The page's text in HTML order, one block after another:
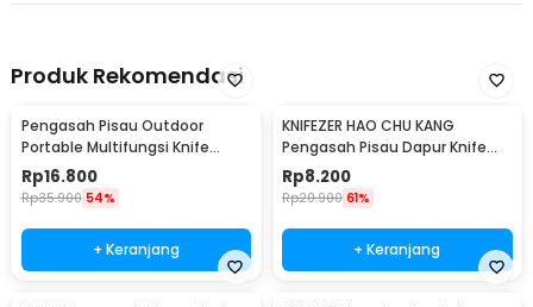
Produk Rekomendasi
Pengasah Pisau Outdoor
Portable Multifungsi Knife
Sharpener - Y88
Rp16.800
Rp35.900 54%
+ Keranjang
KNIFEZER HAO CHU KANG
Pengasah Pisau Dapur Knife
Sharpener 3 Slot - RS-168
Rp8.200
Rp20.900 61%
+ Keranjang